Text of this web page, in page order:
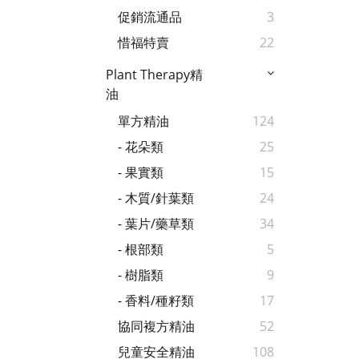
促銷流通品
3
惜福特賣
22
Plant Therapy精
油
單方精油
124
- 花朵類
25
- 果實類
15
- 木質/針葉類
24
- 葉片/藥草類
34
- 根部類
5
- 樹脂類
9
- 香料/種籽類
17
協同複方精油
52
兒童安全精油
108